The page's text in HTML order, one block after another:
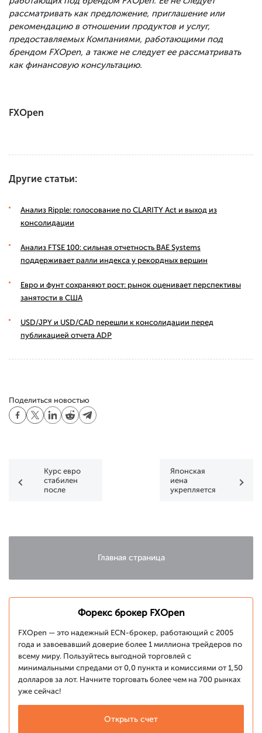
рассматривать как предложение, приглашение или
рекомендацию в отношении продуктов и услуг,
предоставляемых Компаниями, работающими под
брендом FXOpen, а также не следует ее рассматривать
как финансовую консультацию.
FXOpen
Другие статьи:
Анализ Ripple: голосование по CLARITY Act и выход из
консолидации
Анализ FTSE 100: сильная отчетность BAE Systems
поддерживает ралли индекса у рекордных вершин
Евро и фунт сохраняют рост: рынок оценивает перспективы
занятости в США
USD/JPY и USD/CAD перешли к консолидации перед
публикацией отчета ADP
Поделиться новостью
Курс евро
стабилен
после
Японская
иена
укрепляется
Главная страница
Форекс брокер FXOpen
FXOpen — это надежный ECN-брокер, работающий с 2005
года и завоевавший доверие более 1 миллиона трейдеров по
всему миру. Пользуйтесь выгодной торговлей с
минимальными спредами от 0,0 пункта и комиссиями от 1,50
долларов за лот. Начните торговать более чем на 700 рынках
уже сейчас!
Открыть счет